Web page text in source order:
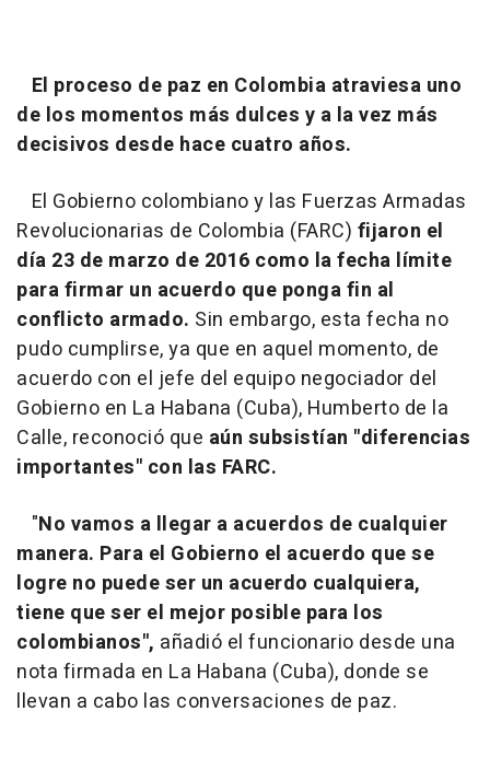
El proceso de paz en Colombia atraviesa uno
de los momentos más dulces y a la vez más
decisivos desde hace cuatro años.
El Gobierno colombiano y las Fuerzas Armadas
Revolucionarias de Colombia (FARC) fijaron el
día 23 de marzo de 2016 como la fecha límite
para firmar un acuerdo que ponga fin al
conflicto armado. Sin embargo, esta fecha no
pudo cumplirse, ya que en aquel momento, de
acuerdo con el jefe del equipo negociador del
Gobierno en La Habana (Cuba), Humberto de la
Calle, reconoció que aún subsistían "diferencias
importantes" con las FARC.
"No vamos a llegar a acuerdos de cualquier
manera. Para el Gobierno el acuerdo que se
logre no puede ser un acuerdo cualquiera,
tiene que ser el mejor posible para los
colombianos", añadió el funcionario desde una
nota firmada en La Habana (Cuba), donde se
llevan a cabo las conversaciones de paz.